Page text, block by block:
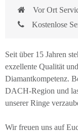
Vor Ort
Kostenlose
Seit über 15 Jahren
exzellente Qualität
Diamantkompetenz.
DACH-Region und
unserer Ringe
Wir freuen uns auf